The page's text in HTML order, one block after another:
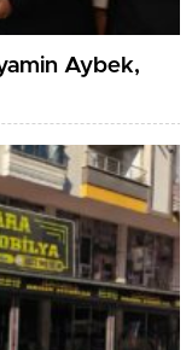
Aybek,